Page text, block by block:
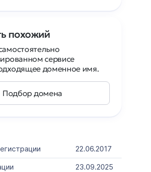
22.06.2017
23.09.2025
похожий
сервисе
доменное имя.
Подбор домена